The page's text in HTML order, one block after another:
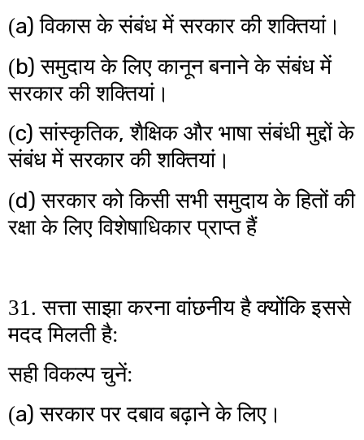
(a) विकास के संबंध में सरकार की शक्तियां।
(b) समुदाय के लिए कानून बनाने के संबंध में
सरकार की शक्तियां।
(c) सांस्कृतिक,शैक्षिक और भाषा संबंधी मुद्दों के
संबंध में सरकार की शक्तियां।
(d) सरकार को किसी सभी समुदाय के हितों की
रक्षा के लिए विशेषाधिकार प्राप्त हैं
31. सत्ता साझा करना वांछनीय है क्योंकि इससे
मदद मिलती है:
सही विकल्प चुनें:
(a) सरकार पर दबाव बढ़ाने के लिए।